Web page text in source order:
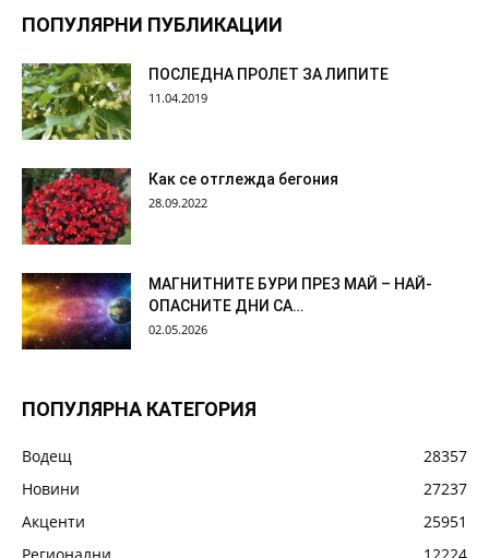
ПОПУЛЯРНИ ПУБЛИКАЦИИ
ПОСЛЕДНА ПРОЛЕТ ЗА ЛИПИТЕ
11.04.2019
Как се отглежда бегония
28.09.2022
МАГНИТНИТЕ БУРИ ПРЕЗ МАЙ – НАЙ-
ОПАСНИТЕ ДНИ СА…
02.05.2026
ПОПУЛЯРНА КАТЕГОРИЯ
Водещ
28357
Новини
27237
Акценти
25951